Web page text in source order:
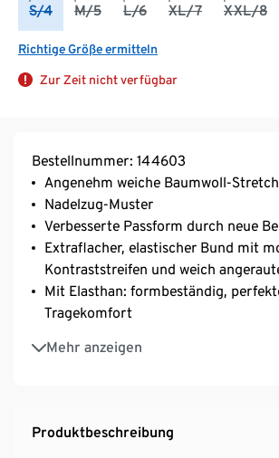
S/4 M/5 L/6 XL/7 XXL/8
Richtige Größe ermitteln
Zur Zeit nicht verfügbar
Bestellnummer: 144603
Angenehm weiche Baumwoll-
Nadelzug-Muster
Verbesserte Passform durch neue
Extraflacher, elastischer Bund mit
Kontraststreifen und weich
Mit Elasthan: formbeständig,
Tragekomfort
Mehr anzeigen
Vorderer Einsatz doppellagig
Mit 95% Baumwolle
Produktbeschreibung